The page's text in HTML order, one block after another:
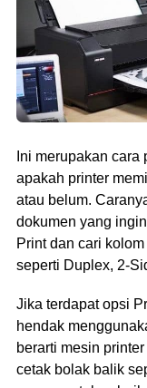
Ini merupakan
apakah printer
atau belum.
dokumen yang
Print dan cari
seperti Duplex, 2-
Jika terdapat opsi
hendak
berarti mesin
cetak bolak balik